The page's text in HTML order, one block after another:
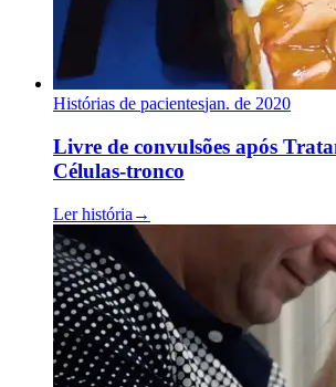
Histórias de pacientesjan. de 2020
Livre de convulsões após
Células-tronco
Ler história →